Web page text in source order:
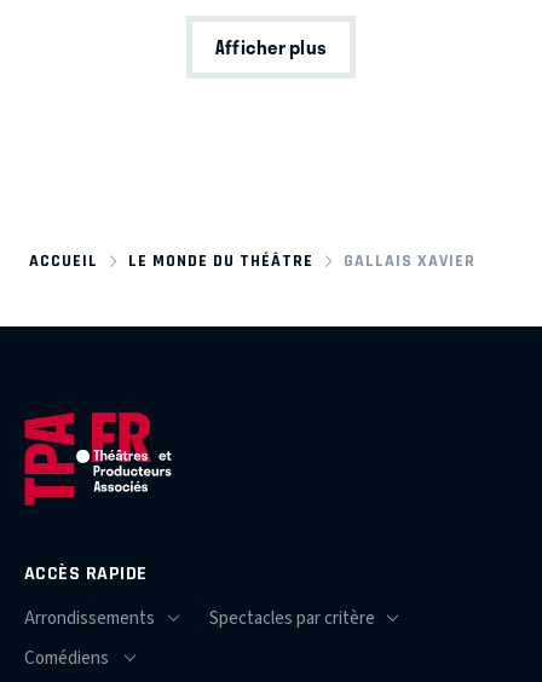
Afficher plus
ACCUEIL LE MONDE DU THÉÂTRE GALLAIS XAVIER
ACCÈS RAPIDE